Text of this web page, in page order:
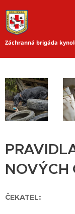
Záchranná brigáda
NOVÝCH
ČEKATEL: